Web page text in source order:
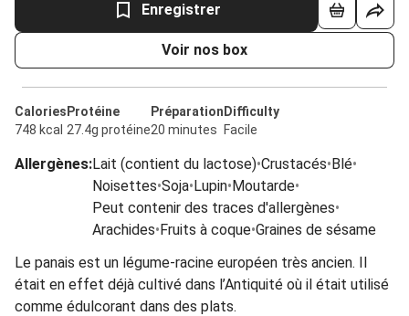
Enregistrer
Voir nos box
Calories
748 kcal
Protéine
27.4g protéine
Préparation
20 minutes
Difficulty
Facile
Allergènes:Lait (contient du lactose)•Crustacés•Blé•
Noisettes•Soja•Lupin•Moutarde•
Peut contenir des traces d'allergènes•
Arachides•Fruits à coque•Graines de sésame
Le panais est un légume-racine européen très ancien. Il
était en effet déjà cultivé dans l’Antiquité où il était utilisé
comme édulcorant dans des plats.